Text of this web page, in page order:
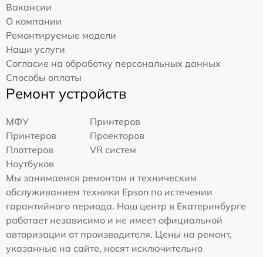
Вакансии
О компании
Ремонтируемые модели
Наши услуги
Согласие на обработку персональных данных
Способы оплаты
Ремонт устройств
МФУ
Принтеров
Принтеров
Проекторов
Плоттеров
VR систем
Ноутбуков
Мы занимаемся ремонтом и техническим
обслуживанием техники Epson по истечении
гарантийного периода. Наш центр в Екатеринбурге
работает независимо и не имеет официальной
авторизации от производителя. Цены на ремонт,
указанные на сайте, носят исключительно